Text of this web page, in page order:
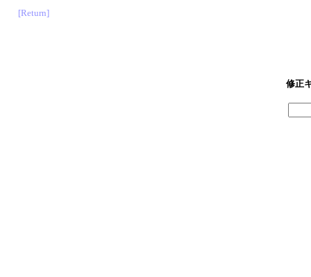
[Return]
修正